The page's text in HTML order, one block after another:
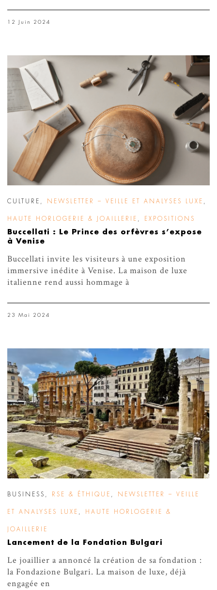
12 Juin 2024
CULTURE NEWSLETTER – VEILLE ET ANALYSES LUXE
HAUTE HORLOGERIE & JOAILLERIE EXPOSITIONS
Buccellati : Le Prince des orfèvres s’expose
à Venise
Buccellati invite les visiteurs à une exposition
immersive inédite à Venise. La maison de luxe
italienne rend aussi hommage à
23 Mai 2024
BUSINESS , RSE & ÉTHIQUE , NEWSLETTER – VEILLE
ET ANALYSES LUXE , HAUTE HORLOGERIE &
JOAILLERIE
Lancement de la Fondation Bulgari
Le joaillier a annoncé la création de sa fondation :
la Fondazione Bulgari. La maison de luxe, déjà
engagée en